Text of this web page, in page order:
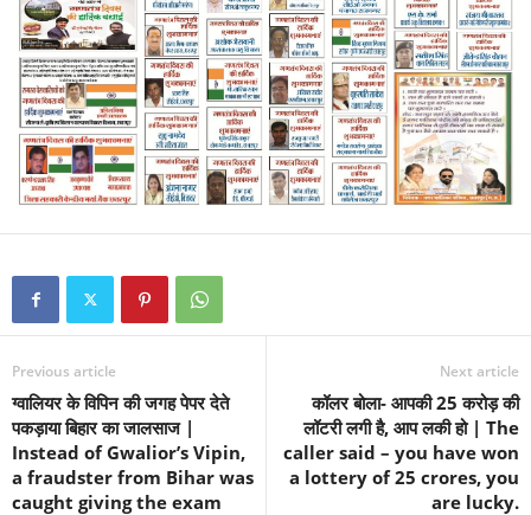
Previous article
ग्वालियर के विपिन की जगह पेपर देते
पकड़ाया बिहार का जालसाज |
Instead of Gwalior’s Vipin,
a fraudster from Bihar was
caught giving the exam
Next article
कॉलर बोला- आपकी 25 करोड़ की
लॉटरी लगी है, आप लकी हो | The
caller said – you have won
a lottery of 25 crores, you
are lucky.